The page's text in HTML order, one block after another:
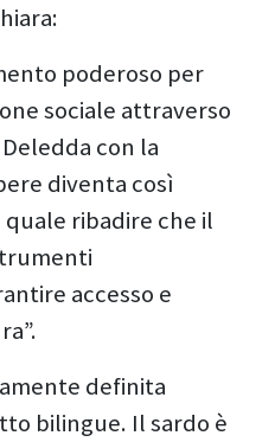
poderoso per
sociale attraverso
con la
diventa così
ribadire che il
accesso e
definita
bilingue. Il sardo è